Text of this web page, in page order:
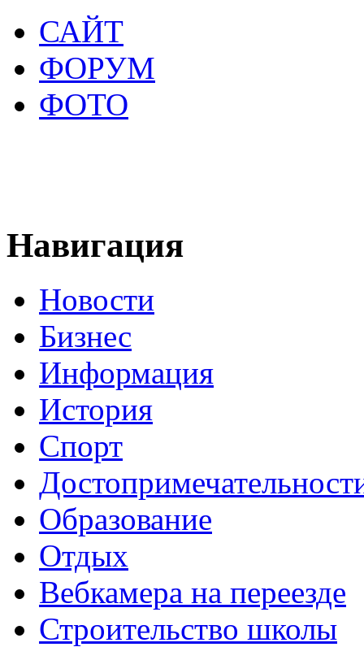
САЙТ
ФОРУМ
ФОТО
Навигация
Новости
Бизнес
Информация
История
Спорт
Образование
Отдых
Вебкамера на переезде
Строительство школы